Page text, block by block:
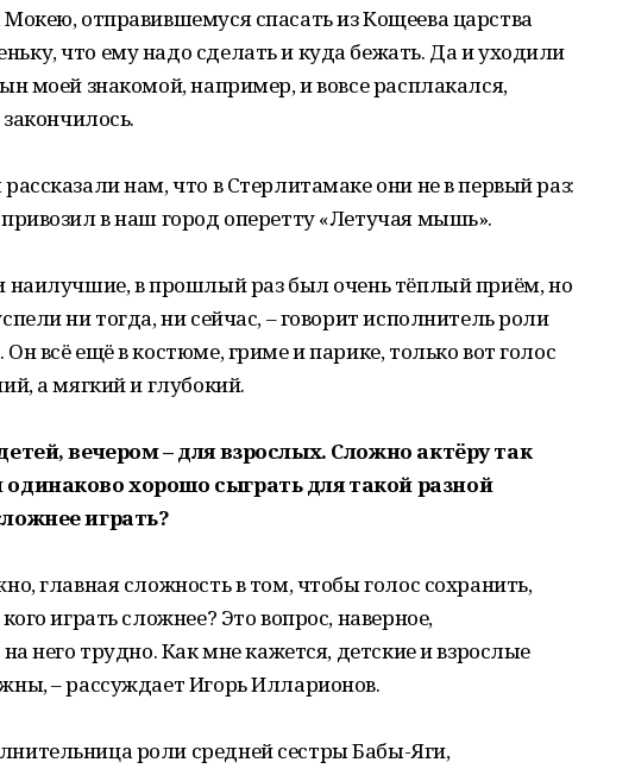
отправившемуся спасать из Кощеева царства
что ему надо сделать и куда бежать. Да и уходили
моей знакомой, например, и вовсе расплакался,
нам, что в Стерлитамаке они не в первый раз:
в наш город оперетту «Летучая мышь».
наилучшие, в прошлый раз был очень тёплый приём, но
ни тогда, ни сейчас, – говорит исполнитель роли
всё ещё в костюме, гриме и парике, только вот голос
а мягкий и глубокий.
вечером – для взрослых. Сложно актёру так
одинаково хорошо сыграть для такой разной
играть?
главная сложность в том, чтобы голос сохранить,
играть сложнее? Это вопрос, наверное,
него трудно. Как мне кажется, детские и взрослые
– рассуждает Игорь Илларионов.
роли средней сестры Бабы-Яги,